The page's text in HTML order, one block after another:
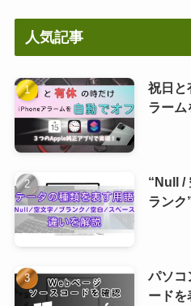
人気記事
祝日と
ラーム
“Null /
ランク
パソコ
ードを